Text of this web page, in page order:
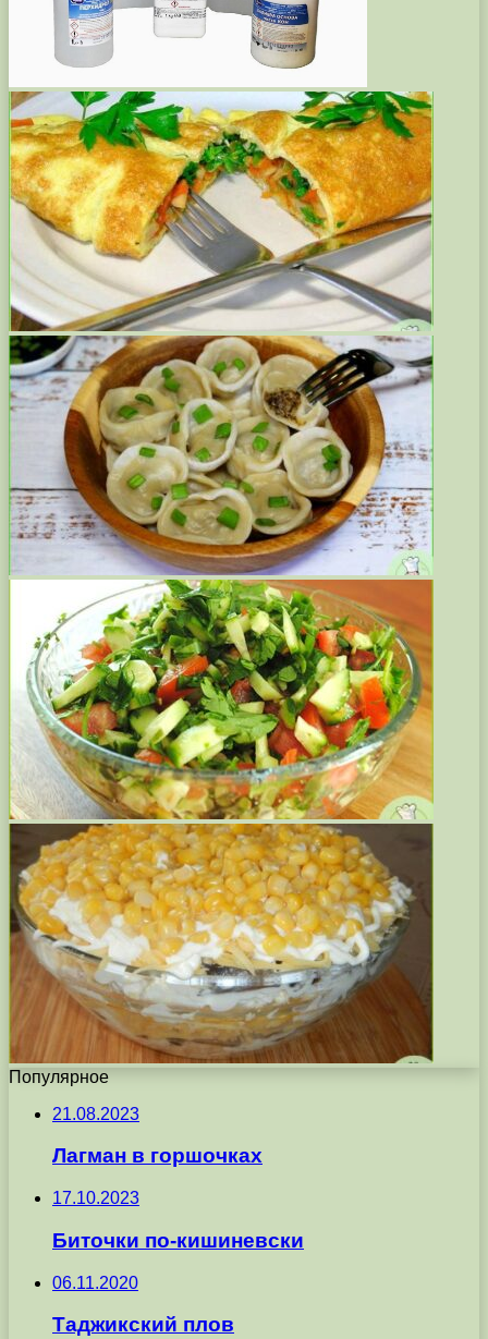
Популярное
21.08.2023
Лагман в горшочках
17.10.2023
Биточки по-кишиневски
06.11.2020
Таджикский плов